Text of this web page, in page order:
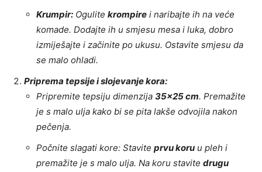
Krumpir: Ogulite krompire i naribajte ih na veće
komade. Dodajte ih u smjesu mesa i luka, dobro
izmiješajte i začinite po ukusu. Ostavite smjesu da
se malo ohladi.
Priprema tepsije i slojevanje kora:
Pripremite tepsiju dimenzija 35×25 cm. Premažite
je s malo ulja kako bi se pita lakše odvojila nakon
pečenja.
Počnite slagati kore: Stavite prvu koru u pleh i
premažite je s malo ulja. Na koru stavite drugu